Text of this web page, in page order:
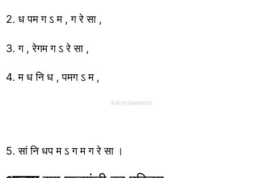
2. ध पम ग ऽ म , ग रे सा ,
3. ग , रेगम ग ऽ रे सा ,
4. म ध नि ध , पमग ऽ म ,
Advertisement
5. सां नि धप म ऽ ग म ग रे सा ।